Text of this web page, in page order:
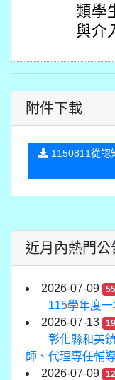
類學
與介
附件下載
1150811從認
近月內熱門公
2026-07-09
115學年度
2026-07-13
彰化縣和美
師、代理專任輔
2026-07-09